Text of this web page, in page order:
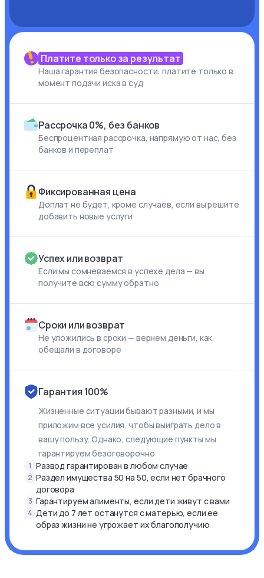
Гарантия 100%
Жизненные ситуации бывают разными, и мы
приложим все усилия, чтобы выиграть дело в
вашу пользу. Однако, следующие пункты мы
гарантируем безоговорочно
1 Развод гарантирован в любом случае
2 Раздел имущества 50 на 50, если нет брачного
договора
3 Гарантируем алименты, если дети живут с вами
4 Дети до 7 лет останутся с матерью, если ее
образ жизни не угрожает их благополучию
Платите только за результат
Наша гарантия безопасности: платите только в
момент подачи иска в суд
Рассрочка 0%, без банков
Беспроцентная рассрочка, напрямую от нас, без
банков и переплат
Фиксированная цена
Доплат не будет, кроме случаев, если вы решите
добавить новые услуги
Успех или возврат
Если мы сомневаемся в успехе дела — вы
получите всю сумму обратно
Сроки или возврат
Не уложились в сроки — вернем деньги, как
обещали в договоре